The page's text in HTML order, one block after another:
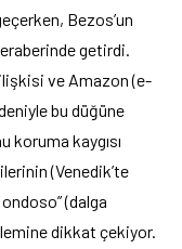
Bezos’un
getirdi.
ve Amazon (e-
bu düğüne
koruma kaygısı
(Venedik’te
(dalga
dikkat çekiyor.